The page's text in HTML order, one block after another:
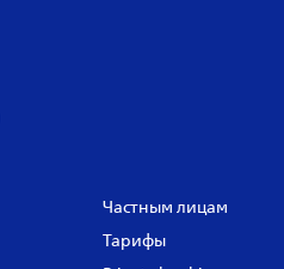
Частным лицам
Тарифы